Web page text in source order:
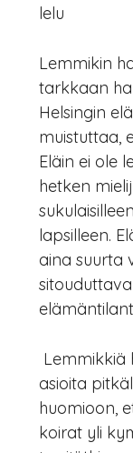
lelu
Lemmikin
tarkkaan
Helsingin
muistuttaa,
Eläin ei ole
hetken
lapsilleen.
aina suurta

asioita
huomioon,
koirat yli